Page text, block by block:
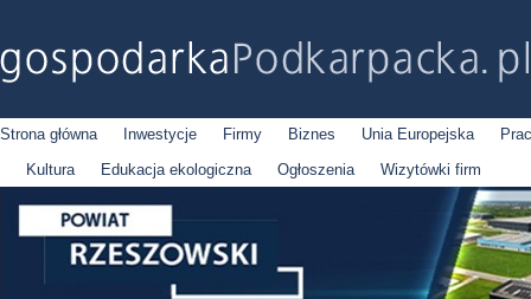
Strona główna Inwestycje Firmy Biznes Unia Europejska
Kultura
Edukacja ekologiczna Ogłoszenia Wizytówki firm